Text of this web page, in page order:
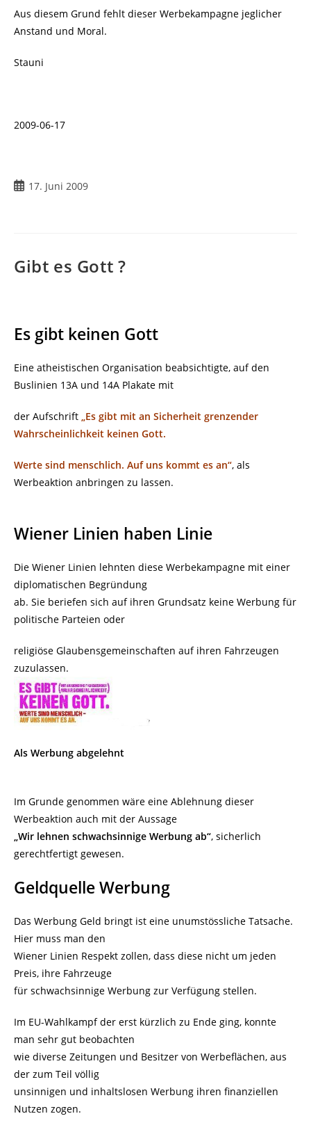
Aus diesem Grund fehlt dieser Werbekampagne jeglicher
Anstand und Moral.
Stauni
2009-06-17
Beitrag17. Juni 2009
Gibt es Gott ?
Es gibt keinen Gott
Eine atheistischen Organisation beabsichtigte, auf den
Buslinien 13A und 14A Plakate mit
der Aufschrift „Es gibt mit an Sicherheit grenzender
Wahrscheinlichkeit keinen Gott.
Werte sind menschlich. Auf uns kommt es an“, als
Werbeaktion anbringen zu lassen.
Wiener Linien haben Linie
Die Wiener Linien lehnten diese Werbekampagne mit einer
diplomatischen Begründung
ab. Sie beriefen sich auf ihren Grundsatz keine Werbung für
politische Parteien oder
religiöse Glaubensgemeinschaften auf ihren Fahrzeugen
zuzulassen.
Als Werbung abgelehnt
Im Grunde genommen wäre eine Ablehnung dieser
Werbeaktion auch mit der Aussage
„Wir lehnen schwachsinnige Werbung ab“, sicherlich
gerechtfertigt gewesen.
Geldquelle Werbung
Das Werbung Geld bringt ist eine unumstössliche Tatsache.
Hier muss man den
Wiener Linien Respekt zollen, dass diese nicht um jeden
Preis, ihre Fahrzeuge
für schwachsinnige Werbung zur Verfügung stellen.
Im EU-Wahlkampf der erst kürzlich zu Ende ging, konnte
man sehr gut beobachten
wie diverse Zeitungen und Besitzer von Werbeflächen, aus
der zum Teil völlig
unsinnigen und inhaltslosen Werbung ihren finanziellen
Nutzen zogen.